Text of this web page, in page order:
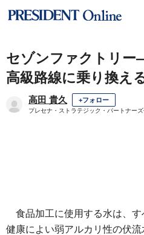
セゾンファクトリー
高級路線に乗り換え
高田 貴久 +フォロー
プレセナ・ストラテジック・パートナー
食品加工に使用する水は、す
健康によい弱アルカリ性の伏流